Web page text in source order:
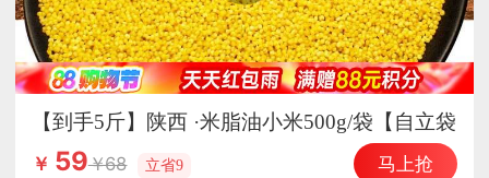
【到手5斤】陕西 ·米脂油小米500g/袋【自立袋
装】
￥ 59 68 立省9 马上抢